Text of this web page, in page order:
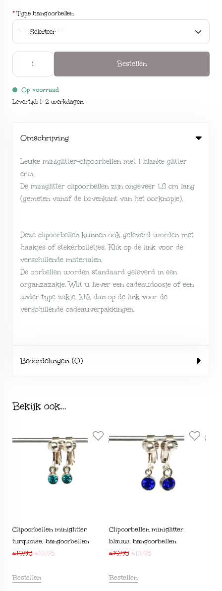
*Type hangoorbellen
Bestellen
Op voorraad
Levertijd: 1-2 werkdagen
Omschrijving
Leuke miniglitter-clipoorbellen met 1 blanke glitter
erin.
De miniglitter clipoorbellen zijn ongeveer 1,8 cm lang
(gemeten vanaf de bovenkant van het oorknopje).
Deze clipoorbellen kunnen ook geleverd worden met
haakjes of stekerbolletjes. Klik op de link voor de
verschillende materialen.
De oorbellen worden standaard geleverd in een
organzazakje. Wilt u liever een cadeaudoosje of een
ander type zakje, klik dan op de link voor de
verschillende cadeauverpakkingen.
Beoordelingen (0)
Bekijk ook...
Clipoorbellen miniglitter
turquoise, hangoorbellen
€19,95 €12,95
Bestellen
Clipoorbellen miniglitter
blauw, hangoorbellen
€19,95 €12,95
Bestellen